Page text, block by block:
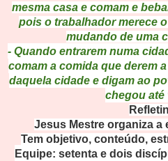
mesma casa e comam e
pois o trabalhador merece
mudando de uma
- Quando entrarem numa
comam a comida que derem
daquela cidade e digam ao
chegou até
Jesus Mestre organiza
Tem objetivo, conteúdo,
Equipe: setenta e dois